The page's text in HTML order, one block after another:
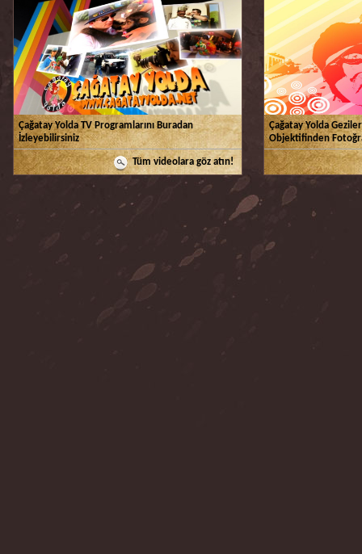
Çağatay Yolda TV Programlarını Buradan
İzleyebilirsiniz
Tüm videolara göz atın!
Çağatay Yolda
Objektifinden